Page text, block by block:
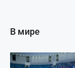
В мире